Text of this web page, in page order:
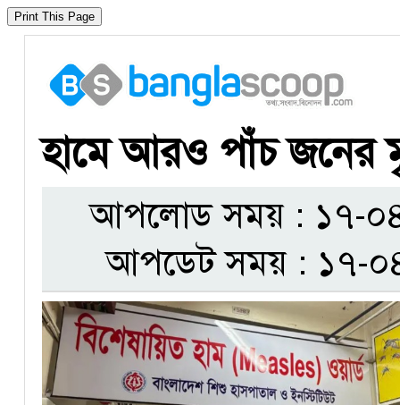
হামে আরও পাঁচ জনের
আপলোড সময় : ১৭-
আপডেট সময় : ১৭-